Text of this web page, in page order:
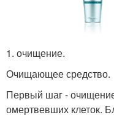
1. очищение.
Очищающее средство.
Первый шаг -
омертвевших клеток.